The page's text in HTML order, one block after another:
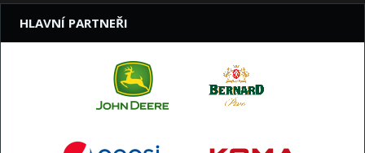
HLAVNÍ PARTNEŘI